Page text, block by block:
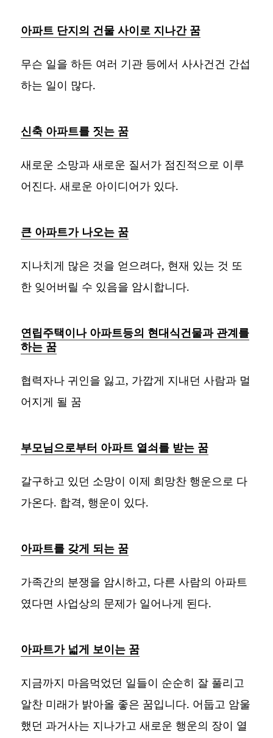
아파트 단지의 건물 사이로 지나간 꿈
무슨 일을 하든 여러 기관 등에서 사사건건 간섭
하는 일이 많다.
신축 아파트를 짓는 꿈
새로운 소망과 새로운 질서가 점진적으로 이루
어진다. 새로운 아이디어가 있다.
큰 아파트가 나오는 꿈
지나치게 많은 것을 얻으려다, 현재 있는 것 또
한 잊어버릴 수 있음을 암시합니다.
연립주택이나 아파트등의 현대식건물과 관계를
하는 꿈
협력자나 귀인을 잃고, 가깝게 지내던 사람과 멀
어지게 될 꿈
부모님으로부터 아파트 열쇠를 받는 꿈
갈구하고 있던 소망이 이제 희망찬 행운으로 다
가온다. 합격, 행운이 있다.
아파트를 갖게 되는 꿈
가족간의 분쟁을 암시하고, 다른 사람의 아파트
였다면 사업상의 문제가 일어나게 된다.
아파트가 넓게 보이는 꿈
지금까지 마음먹었던 일들이 순순히 잘 풀리고
알찬 미래가 밝아올 좋은 꿈입니다. 어둡고 암울
했던 과거사는 지나가고 새로운 행운의 장이 열